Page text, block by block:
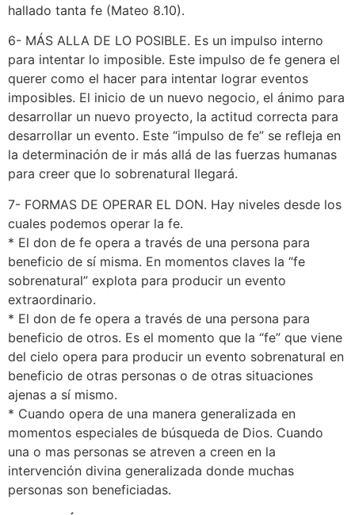
hallado tanta fe (Mateo 8.10).
6- MÁS ALLA DE LO POSIBLE. Es un impulso interno
para intentar lo imposible. Este impulso de fe genera el
querer como el hacer para intentar lograr eventos
imposibles. El inicio de un nuevo negocio, el ánimo para
desarrollar un nuevo proyecto, la actitud correcta para
desarrollar un evento. Este “impulso de fe” se refleja en
la determinación de ir más allá de las fuerzas humanas
para creer que lo sobrenatural llegará.
7- FORMAS DE OPERAR EL DON. Hay niveles desde los
cuales podemos operar la fe.
* El don de fe opera a través de una persona para
beneficio de sí misma. En momentos claves la “fe
sobrenatural” explota para producir un evento
extraordinario.
* El don de fe opera a través de una persona para
beneficio de otros. Es el momento que la “fe” que viene
del cielo opera para producir un evento sobrenatural en
beneficio de otras personas o de otras situaciones
ajenas a sí mismo.
* Cuando opera de una manera generalizada en
momentos especiales de búsqueda de Dios. Cuando
una o mas personas se atreven a creen en la
intervención divina generalizada donde muchas
personas son beneficiadas.